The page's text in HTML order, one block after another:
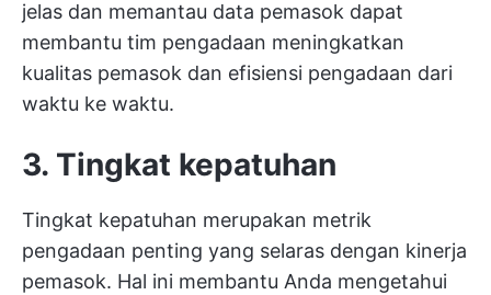
jelas dan memantau data pemasok dapat
membantu tim pengadaan meningkatkan
kualitas pemasok dan efisiensi pengadaan dari
waktu ke waktu.
3. Tingkat kepatuhan
Tingkat kepatuhan merupakan metrik
pengadaan penting yang selaras dengan kinerja
pemasok. Hal ini membantu Anda mengetahui